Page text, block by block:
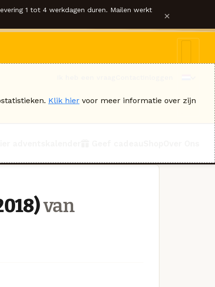
1 tot 4 werkdagen duren. Mailen werkt ×
van
Klik hier voor meer informatie over zijn